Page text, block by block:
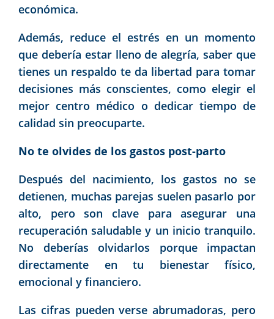
económica.
Además, reduce el estrés en un momento
que debería estar lleno de alegría, saber que
tienes un respaldo te da libertad para tomar
decisiones más conscientes, como elegir el
mejor centro médico o dedicar tiempo de
calidad sin preocuparte.
No te olvides de los gastos post-parto
Después del nacimiento, los gastos no se
detienen, muchas parejas suelen pasarlo por
alto, pero son clave para asegurar una
recuperación saludable y un inicio tranquilo.
No deberías olvidarlos porque impactan
directamente en tu bienestar físico,
emocional y financiero.
Las cifras pueden verse abrumadoras, pero